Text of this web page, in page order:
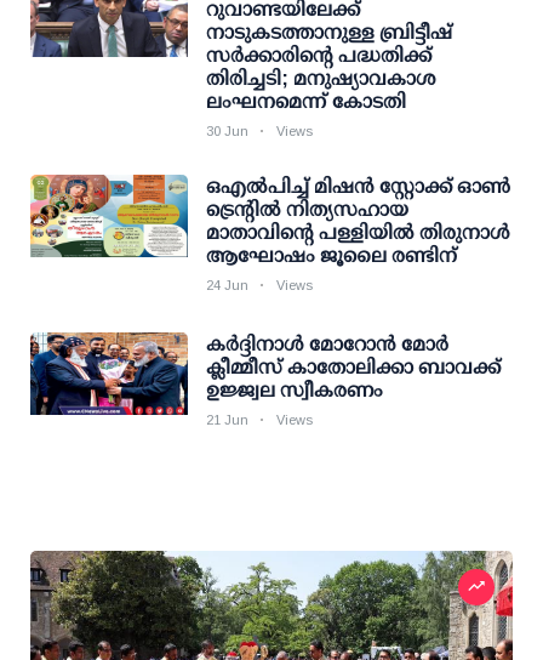
റുവാണ്ടയിലേക്ക്
നാടുകടത്താനുള്ള ബ്രിട്ടീഷ്
സര്‍ക്കാരിന്റെ പദ്ധതിക്ക്
തിരിച്ചടി; മനുഷ്യാവകാശ
ലംഘനമെന്ന് കോടതി
30 Jun Views
ഒഎല്‍പിച്ച് മിഷന്‍ സ്റ്റോക്ക് ഓണ്‍
ട്രെന്റില്‍ നിത്യസഹായ
മാതാവിന്റെ പള്ളിയില്‍ തിരുനാള്‍
ആഘോഷം ജൂലൈ രണ്ടിന്
24 Jun Views
കർദ്ദിനാൾ മോറോൻ മോർ
ക്ലീമ്മീസ് കാതോലിക്കാ ബാവക്ക്
ഉജ്ജ്വല സ്വീകരണം
21 Jun Views